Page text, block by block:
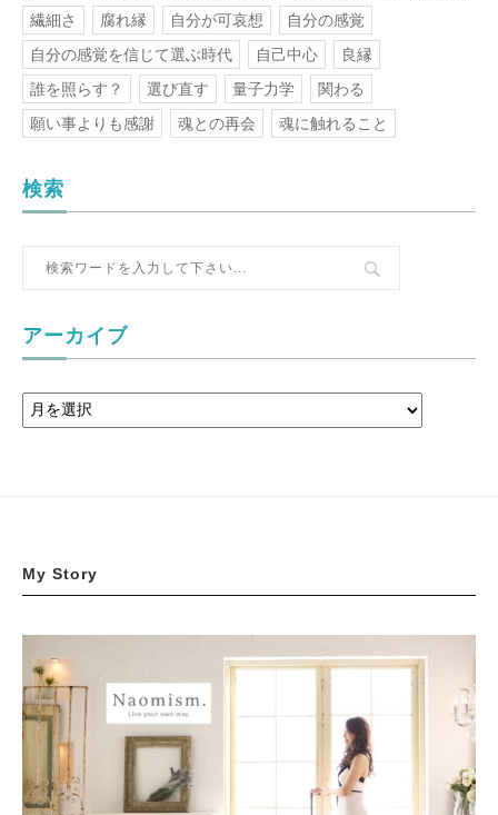
繊細さ
腐れ縁 自分が可哀想
自分の感覚
自分の感覚を信じて選ぶ時代
自己中心
良縁
誰を照らす？
選び直す 量子力学
関わる
願い事よりも感謝
魂との再会 魂に触れること
検索
アーカイブ
My Story